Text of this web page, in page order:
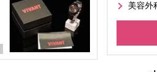
美容外